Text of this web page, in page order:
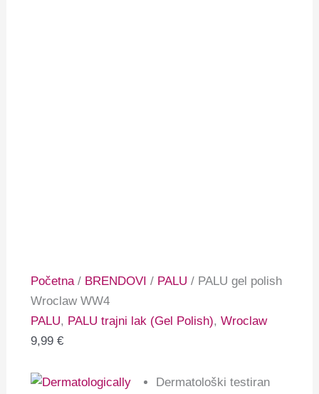
Početna / BRENDOVI / PALU / PALU gel polish
Wroclaw WW4
PALU, PALU trajni lak (Gel Polish),Wroclaw
9,99€
Dermatološki testiran